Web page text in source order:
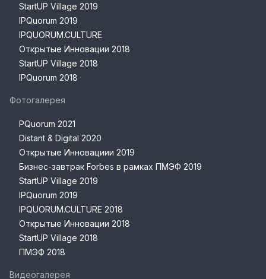
StartUP Village 2019
IPQuorum 2019
IPQUORUM.CULTURE
Открытые Инновации 2018
StartUP Village 2018
IPQuorum 2018
Фотогалерея
PQuorum 2021
Distant & Digital 2020
Открытые Инновациии 2019
Бизнес-завтрак Forbes в рамках ПМЭФ 2019
StartUP Village 2019
IPQuorum 2019
IPQUORUM.CULTURE 2018
Открытые Инновации 2018
StartUP Village 2018
ПМЭФ 2018
Видеогалерея